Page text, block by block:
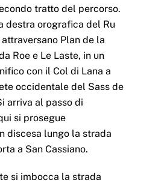
tratto del percorso.
destra orografica del Ru
Plan de la
Roe e Le Laste, in un
con il Col di Lana a
occidentale del Sass de
arriva al passo di
si prosegue
discesa lungo la strada
a San Cassiano.
si imbocca la strada